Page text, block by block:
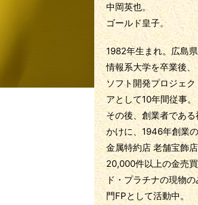
中岡英也。
ゴールド皇子。
1982年生まれ。広島県
情報系大学を卒業後
ソフト開発プロジェ
アとして10年間従事。
その後、創業者であ
かけに、1946年創業
金属特約店 老舗宝飾店
20,000件以上の金売
ド・プラチナの現物
門FPとして活動中。